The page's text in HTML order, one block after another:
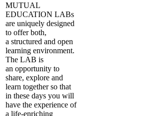
MUTUAL
EDUCATION LABs
are uniquely designed
to offer both,
a structured and open
learning environment.
The LAB is
an opportunity to
share, explore and
learn together so that
in these days you will
have the experience of
a life-enriching